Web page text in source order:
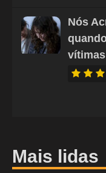
Nós
Mais lidas